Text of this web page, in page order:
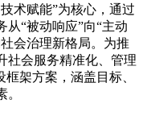
术赋能”为核心，通过
“被动响应”向“主动
会治理新格局。为推
社会服务精准化、管理
架方案，涵盖目标、